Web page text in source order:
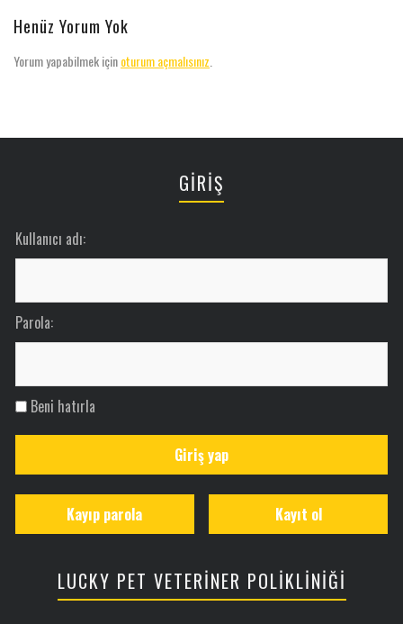
Henüz Yorum Yok
Yorum yapabilmek içinoturum açmalısınız
GİRİŞ
Kullanıcı adı:
Parola:
Beni hatırla
Giriş yap
Kayıt ol
Kayıp parola
LUCKY PET VETERİNER POLİKLİNİĞİ